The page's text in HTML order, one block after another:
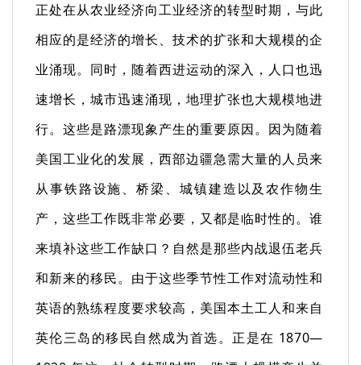
正处在从农业经济向工业经济的转型时期，与此
相应的是经济的增长、技术的扩张和大规模的企
业涌现。同时，随着西进运动的深入，人口也迅
速增长，城市迅速涌现，地理扩张也大规模地进
行。这些是路漂现象产生的重要原因。因为随着
美国工业化的发展，西部边疆急需大量的人员来
从事铁路设施、桥梁、城镇建造以及农作物生
产，这些工作既非常必要，又都是临时性的。谁
来填补这些工作缺口？自然是那些内战退伍老兵
和新来的移民。由于这些季节性工作对流动性和
英语的熟练程度要求较高，美国本土工人和来自
英伦三岛的移民自然成为首选。正是在 1870—